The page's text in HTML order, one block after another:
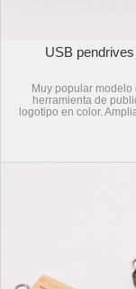
USB
Muy popular
herramienta de
logotipo en color.